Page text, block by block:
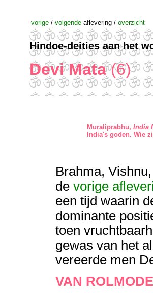
vorige / volgende aflevering / overzicht
Hindoe-deities aan het
Devi Mata(6)
Muraliprabhu, India
India's goden. Wie
Brahma,
de vorige
een tijd waarin
dominante
toen
gewas van het
vereerde men
VAN